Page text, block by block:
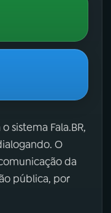
sistema Fala.BR,
O
da
pública, por